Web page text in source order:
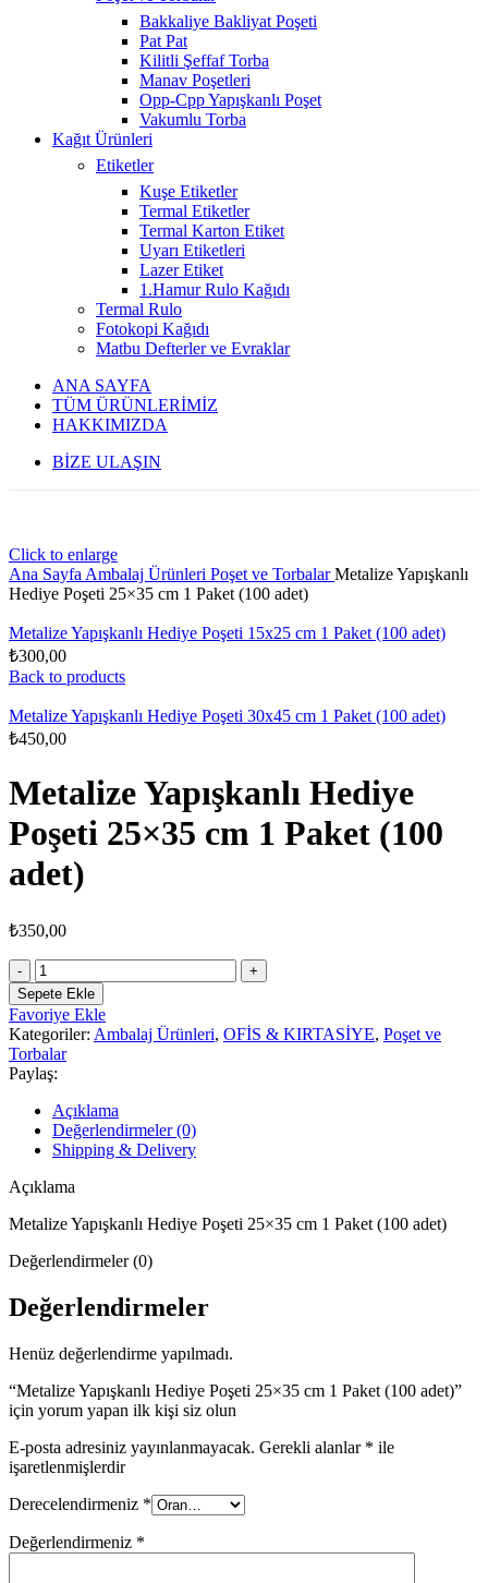
Bakkaliye Bakliyat Poşeti
Pat Pat
Kilitli Şeffaf Torba
Manav Poşetleri
Opp-Cpp Yapışkanlı Poşet
Vakumlu Torba
Kağıt Ürünleri
Etiketler
Kuşe Etiketler
Termal Etiketler
Termal Karton Etiket
Uyarı Etiketleri
Lazer Etiket
1.Hamur Rulo Kağıdı
Termal Rulo
Fotokopi Kağıdı
Matbu Defterler ve Evraklar
ANA SAYFA
TÜM ÜRÜNLERİMİZ
HAKKIMIZDA
BİZE ULAŞIN
Click to enlarge
Ana Sayfa Ambalaj Ürünleri Poşet ve TorbalarMetalize Yapışkanlı
Hediye Poşeti 25×35 cm 1 Paket (100 adet)
Metalize Yapışkanlı Hediye Poşeti 15x25 cm 1 Paket (100 adet)
₺300,00
Back to products
Metalize Yapışkanlı Hediye Poşeti 30x45 cm 1 Paket (100 adet)
₺450,00
Metalize Yapışkanlı Hediye
Poşeti 25×35 cm 1 Paket (100
adet)
₺350,00
Metalize
Yapışkanlı
Hediye
Poşeti
25x35
cm
1
Paket
(100
adet)
adet
Sepete Ekle
Favoriye Ekle
Kategoriler: Ambalaj Ürünleri, OFİS & KIRTASİYE, Poşet ve
Torbalar
Paylaş:
Açıklama
Değerlendirmeler (0)
Shipping & Delivery
Açıklama
Metalize Yapışkanlı Hediye Poşeti 25×35 cm 1 Paket (100 adet)
Değerlendirmeler (0)
Değerlendirmeler
Henüz değerlendirme yapılmadı.
“Metalize Yapışkanlı Hediye Poşeti 25×35 cm 1 Paket (100 adet)”
için yorum yapan ilk kişi siz olun
E-posta adresiniz yayınlanmayacak. Gerekli alanlar * ile
işaretlenmişlerdir
Derecelendirmeniz *
Değerlendirmeniz *